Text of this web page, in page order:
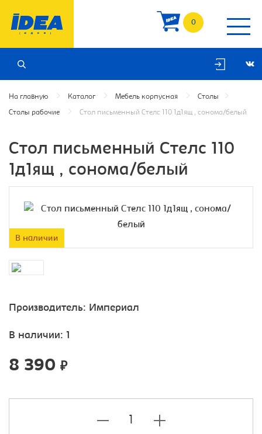
0
На главную Каталог Мебель корпусная Столы
Столы рабочие Cтол письменный Стелс 110 1д1ящ , сонома/белый
Cтол письменный Стелс 110
1д1ящ , сонома/белый
В наличии
Производитель: Империал
В наличии: 1
8 390 ₽